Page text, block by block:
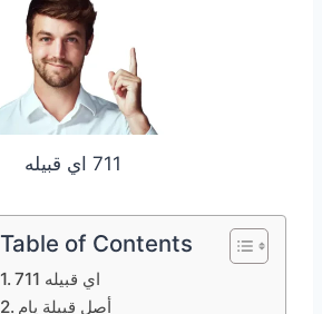
711 اي قبيله
Table of Contents
711 اي قبيله
أصل قبيلة يام